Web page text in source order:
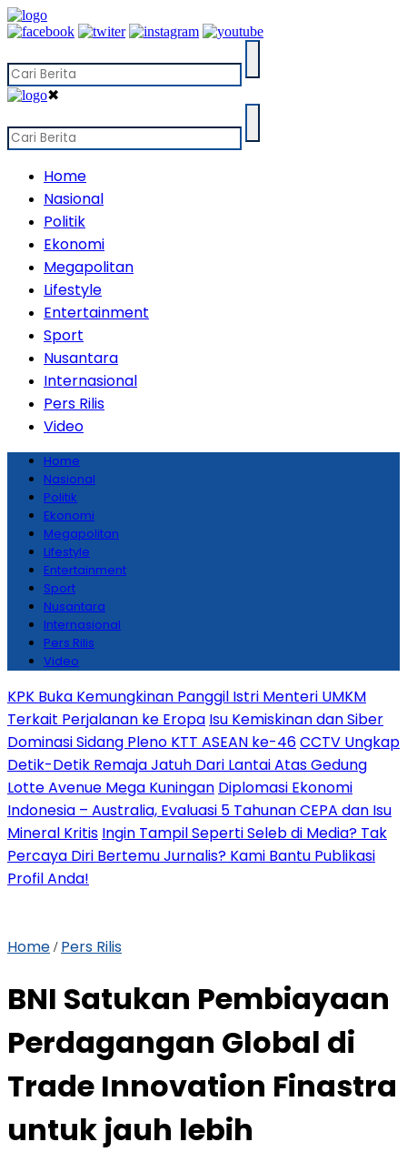
✖
Home
Nasional
Politik
Ekonomi
Megapolitan
Lifestyle
Entertainment
Sport
Nusantara
Internasional
Pers Rilis
Video
Home
Nasional
Politik
Ekonomi
Megapolitan
Lifestyle
Entertainment
Sport
Nusantara
Internasional
Pers Rilis
Video
KPK Buka Kemungkinan Panggil Istri Menteri UMKM
Terkait Perjalanan ke Eropa Isu Kemiskinan dan Siber
Dominasi Sidang Pleno KTT ASEAN ke-46CCTV Ungkap
Detik-Detik Remaja Jatuh Dari Lantai Atas Gedung
Lotte Avenue Mega Kuningan Diplomasi Ekonomi
Indonesia – Australia, Evaluasi 5 Tahunan CEPA dan Isu
Mineral Kritis Ingin Tampil Seperti Seleb di Media? Tak
Percaya Diri Bertemu Jurnalis? Kami Bantu Publikasi
Profil Anda!
Home / Pers Rilis
BNI Satukan Pembiayaan
Perdagangan Global di
Trade Innovation Finastra
untuk jauh lebih